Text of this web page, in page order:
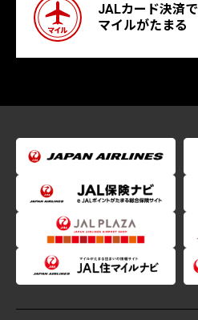
JALカード決済で
マイルがたまる